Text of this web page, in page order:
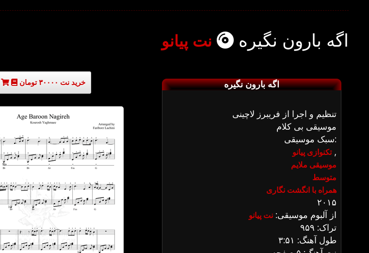
اگه بارون نگیره نت پیانو
خرید نت ۳۰۰۰۰ تومان اگه بارون نگیره
تنظیم و اجرا از فریبرز لاچینی
موسیقی بی کلام
سبک موسیقی:
تکنوازی پیانو,
موسیقی ملایم
متوسط
همراه با انگشت نگاری
۲۰۱۵
از آلبوم موسیقی: نت پیانو
تراک: ۹۵۹
طول آهنگ: ۳:۵۱